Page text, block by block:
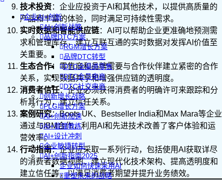
企业AI+创新
AI+创新战略
品牌DTC方案
RGM增长方案
品牌DTC转型
DTC全渠道零售
DTC会员电商
DTC社交电商
创新增长战略
PLG增长方案
AI+创新加速
AI+管理教练
AI+设计冲刺
企业敏捷转型
AI+创新指南2025
企业如何快速采用AI
重塑未来的战略
技术投资：企业应投资于AI和其他技术，以提供高质量的
产品和丰富的体验，同时满足可持续性需求。
实时数据和智能供应链：AI可以帮助企业更准确地预测需
求和管理库存，建立互联互通的实时数据对发挥AI价值至
关重要。
生态合作：零售商和品牌需要与合作伙伴建立紧密的合作
关系，实现数据共享和增强供应链的透明度。
消费者信任：企业必须获得消费者的明确许可来跟踪和分
析其行为，建立信任关系。
案例研究：Boots UK、Bestseller India和Max Mara等企业
通过与IBM合作，利用AI和先进技术改善了客户体验和运
营效率。
行动指南：企业应采取一系列行动，包括使用AI获取详尽
的消费者数据视图、建立现代化技术架构、提高透明度和
建立信任等，以满足消费者期望并提升业务绩效。